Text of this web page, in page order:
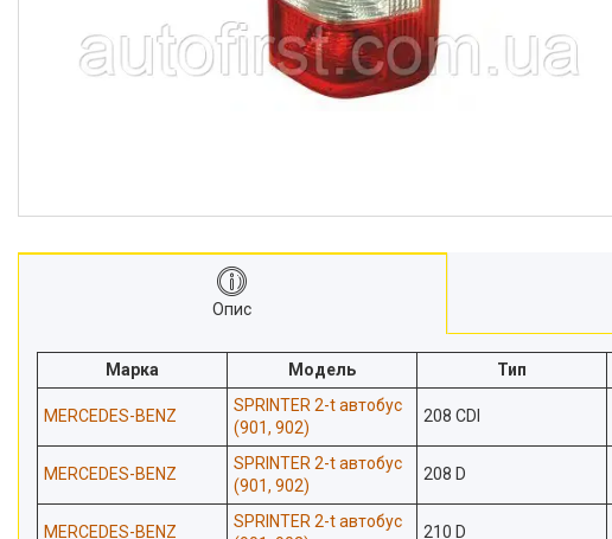
Ремені генератора,
кондиціонера та насоса ГУР
Про компанію
Опис
Марка Модель Тип
MERCEDES-BENZ
SPRINTER 2-t автобус
(901, 902)
208 CDI
MERCEDES-BENZ
SPRINTER 2-t автобус
(901, 902)
208 D
MERCEDES-BENZ
SPRINTER 2-t автобус
210 D